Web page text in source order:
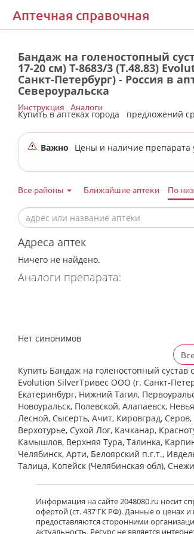
Аптечная справочная
Бандаж на голеностопный
17-20 см) Т-8683/3 (Т.48.83)
Санкт-Петербург) - Россия в
Североуральска
Купить в аптеках города предложений
Инструкция Аналоги
Важно Цены и наличие препарата
Все районы Ближайшие аптеки По
Адреса аптек
Ничего не найдено.
Аналоги препарата:
Нет синонимов
Купить Бандаж на голеностопный сустав
Evolution SilverТривес ООО (г. Санкт-
Екатеринбург, Нижний Тагил,
Новоуральск, Полевской, Алапаевск,
Лесной, Сысерть, Ачит, Кировград,
Верхотурье, Сухой Лог, Качканар,
Камышлов, Верхняя Тура, Талинка,
Челябинск, Арти, Белоярский п.г.т.,
Талица, Копейск (Челябинская обл),
Информация на сайте 2048080.ru носит
офертой (ст. 437 ГК РФ). Данные о ценах и
предоставляются сторонними
актуальность. Ресурс не является